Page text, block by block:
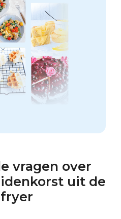
vragen over
uit de